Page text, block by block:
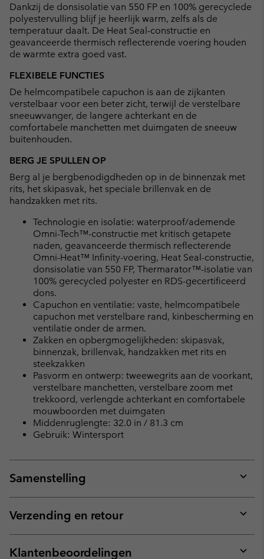
Dankzij de donsisolatie van 550 FP en 100% gerecyclede
polyestervulling blijf je heerlijk warm, zelfs als de
temperatuur daalt. De Heat Seal-constructie en
geavanceerde thermisch reflecterende voering houden
de warmte extra goed vast.
FLEXIBELE FUNCTIES
De helmcompatibele capuchon is aan de zijkanten
verstelbaar voor een beter zicht, terwijl de verstelbare
sneeuwvanger, de langere achterkant en de
comfortabele manchetten met duimgaten de sneeuw
buitenhouden.
BERG JE SPULLEN OP
Berg al je bergbenodigdheden op in de binnenzak met
rits, het skipasvak, het speciale brillenvak en de
handzakken met rits.
Technologie en isolatie: waterproof/ademende
Omni-Tech™-constructie met kritisch getapete
naden, geavanceerde thermisch reflecterende
Omni-Heat™ Infinity-voering, Heat Seal-constructie,
donsisolatie van 550 FP, Thermarator™-isolatie van
100% gerecycled polyester en RDS-gecertificeerd
dons.
Capuchon en ventilatie: vaste, helmcompatibele
capuchon met verstelbare rand, kinbescherming en
ventilatie onder de armen.
Zakken en opbergmogelijkheden: skipasvak,
binnenzak, brillenvak, handzakken met rits en
steekzakken
Pasvorm en ontwerp: tweewegrits aan de voorkant,
verstelbare manchetten, verstelbare zoom met
trekkoord, verlengde achterkant en comfortabele
mouwboorden met duimgaten
Middenruglengte: 32.0 in / 81.3 cm
Gebruik: Wintersport
Samenstelling
or
Verzending en retour
or
Klantenbeoordelingen